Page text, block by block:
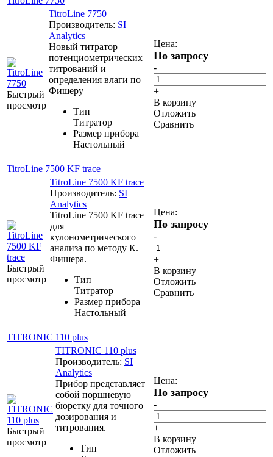
Быстрый
просмотр
TitroLine 7750
Производитель: SI
Analytics
Новый титратор
потенциометрических
титрований и
определения влаги по
Фишеру
Тип
Титратор
Размер прибора
Настольный
Цена:
По запросу
-
+
В корзину
Отложить
Сравнить
TitroLine 7500 KF trace
Быстрый
просмотр
TitroLine 7500 KF trace
Производитель: SI
Analytics
TitroLine 7500 KF trace
для
кулонометрического
анализа по методу К.
Фишера.
Тип
Титратор
Размер прибора
Настольный
Цена:
По запросу
-
+
В корзину
Отложить
Сравнить
TITRONIC 110 plus
Быстрый
просмотр
TITRONIC 110 plus
Производитель: SI
Analytics
Прибор представляет
собой поршневую
бюретку для точного
дозирования и
титрования.
Тип
Цена:
По запросу
-
+
В корзину
Отложить